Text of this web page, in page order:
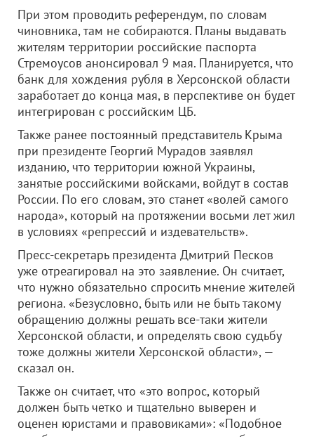
При этом проводить референдум, по словам
чиновника, там не собираются. Планы выдавать
жителям территории российские паспорта
Стремоусов анонсировал 9 мая. Планируется, что
банк для хождения рубля в Херсонской области
заработает до конца мая, в перспективе он будет
интегрирован с российским ЦБ.
Также ранее постоянный представитель Крыма
при президенте Георгий Мурадов заявлял
изданию, что территории южной Украины,
занятые российскими войсками, войдут в состав
России. По его словам, это станет «волей самого
народа», который на протяжении восьми лет жил
в условиях «репрессий и издевательств».
Пресс-секретарь президента Дмитрий Песков
уже отреагировал на это заявление. Он считает,
что нужно обязательно спросить мнение жителей
региона. «Безусловно, быть или не быть такому
обращению должны решать все-таки жители
Херсонской области, и определять свою судьбу
тоже должны жители Херсонской области», —
сказал он.
Также он считает, что «это вопрос, который
должен быть четко и тщательно выверен и
оценен юристами и правовиками»: «Подобное